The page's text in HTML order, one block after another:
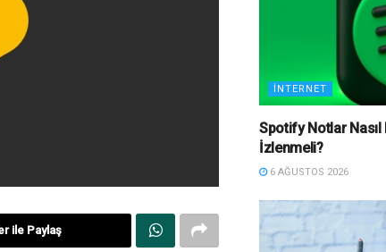
ile Paylaş
İNTERNET
Spotify Notlar Nasıl
İzlenmeli?
6 AĞUSTOS 2026